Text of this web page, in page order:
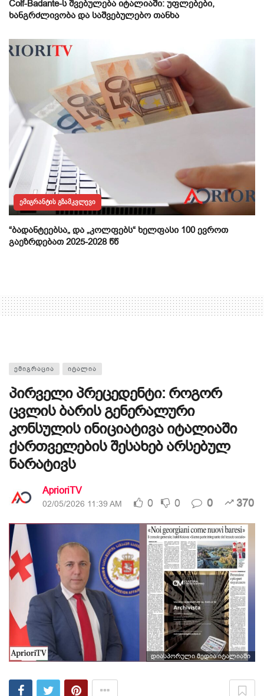
Colf-Badante-ს შვებულება იტალიაში: უფლებები,
ხანგრძლივობა და საშვებულებო თანხა
ᲔᲛᲘᲒᲠᲐᲜᲢᲘᲡ ᲒᲖᲐᲛᲙᲕᲚᲔᲕᲘ
“ბადანტეებსა„ და „კოლფებს“ ხელფასი 100 ევროთ
გაეზრდებათ 2025-2028 წწ
ᲔᲛᲘᲒᲠᲐᲪᲘᲐ ᲘᲢᲐᲚᲘᲐ
პირველი პრეცედენტი: როგორ
ცვლის ბარის გენერალური
კონსულის ინიციატივა იტალიაში
ქართველების შესახებ არსებულ
ნარატივს
AprioriTV
02/05/2026 11:39 AM 0 0 0 370
დიასპორული მედია იტალიაში